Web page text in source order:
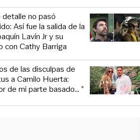
no pasó
Así fue la salida de la
Lavín Jr y su
con Cathy Barriga
de las disculpas de
a Camilo Huerta:
de mi parte basado... ”